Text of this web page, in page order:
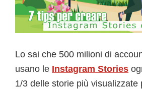
Lo sai che 500 milioni di
usano le Instagram Stories
1/3 delle storie più visualizzate